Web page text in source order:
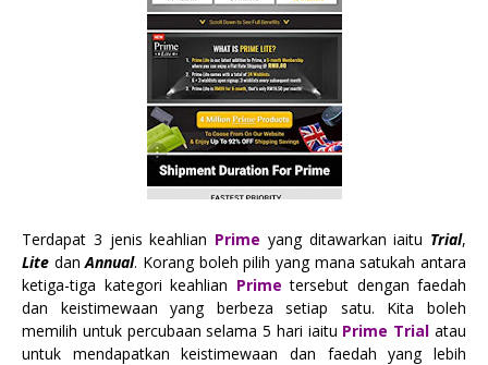
Terdapat 3 jenis keahlian Prime yang ditawarkan iaitu Trial,
Lite danAnnual. Korang boleh pilih yang mana satukah antara
ketiga-tiga kategori keahlian Prime tersebut dengan faedah
dan keistimewaan yang berbeza setiap satu. Kita boleh
memilih untuk percubaan selama 5 hari iaitu Prime Trial atau
untuk mendapatkan keistimewaan dan faedah yang lebih